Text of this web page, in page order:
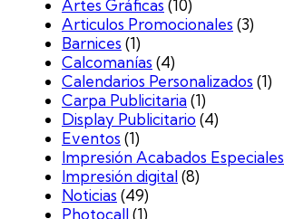
Artes Gráficas (10)
Articulos Promocionales (3)
Barnices (1)
Calcomanías (4)
Calendarios Personalizados (1)
Carpa Publicitaria(1)
Display Publicitario (4)
Eventos (1)
Impresión Acabados Especiales
Impresión digital(8)
Noticias (49)
Photocall(1)